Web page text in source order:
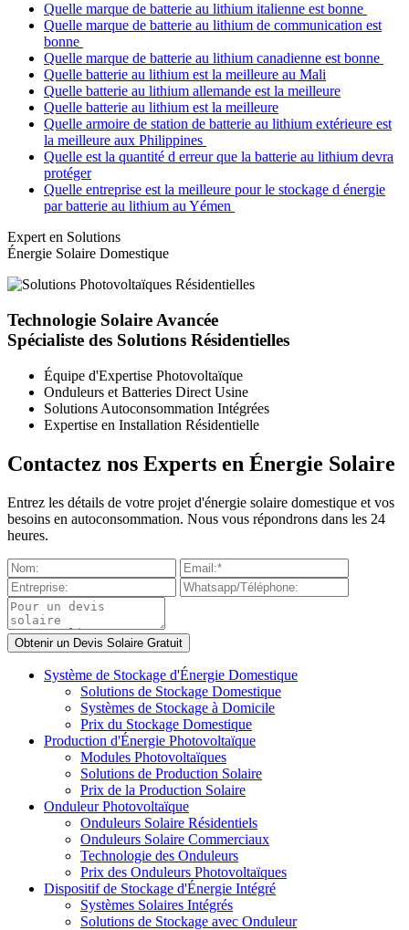
Quelle marque de batterie au lithium italienne est bonne
Quelle marque de batterie au lithium de communication est
bonne
Quelle marque de batterie au lithium canadienne est bonne
Quelle batterie au lithium est la meilleure au Mali
Quelle batterie au lithium allemande est la meilleure
Quelle batterie au lithium est la meilleure
Quelle armoire de station de batterie au lithium extérieure est
la meilleure aux Philippines
Quelle est la quantité d erreur que la batterie au lithium devra
protéger
Quelle entreprise est la meilleure pour le stockage d énergie
par batterie au lithium au Yémen
Expert en Solutions
Énergie Solaire Domestique
Technologie Solaire Avancée
Spécialiste des Solutions Résidentielles
Équipe d'Expertise Photovoltaïque
Onduleurs et Batteries Direct Usine
Solutions Autoconsommation Intégrées
Expertise en Installation Résidentielle
Contactez nos Experts en Énergie Solaire
Entrez les détails de votre projet d'énergie solaire domestique et vos
besoins en autoconsommation. Nous vous répondrons dans les 24
heures.
Système de Stockage d'Énergie Domestique
Solutions de Stockage Domestique
Systèmes de Stockage à Domicile
Prix du Stockage Domestique
Production d'Énergie Photovoltaïque
Modules Photovoltaïques
Solutions de Production Solaire
Prix de la Production Solaire
Onduleur Photovoltaïque
Onduleurs Solaire Résidentiels
Onduleurs Solaire Commerciaux
Technologie des Onduleurs
Prix des Onduleurs Photovoltaïques
Dispositif de Stockage d'Énergie Intégré
Systèmes Solaires Intégrés
Solutions de Stockage avec Onduleur